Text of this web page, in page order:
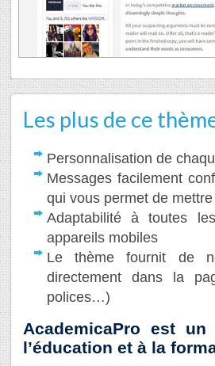
Les plus de ce
Personnalisation de
Messages facilement
qui vous permet de
Adaptabilité à toutes
appareils mobiles
Le thème fournit de
directement dans la
polices…)
AcademicaPro est
l’éducation et à la